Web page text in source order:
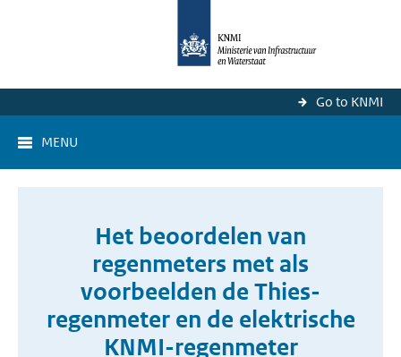
Go to KNMI
MENU
Het beoordelen van
regenmeters met als
voorbeelden de Thies-
regenmeter en de elektrische
KNMI-regenmeter